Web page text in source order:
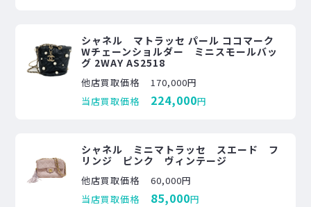
シャネル マトラッセ パール ココマーク
Wチェーンショルダー ミニスモールバッ
グ 2WAY AS2518
他店買取価格
170,000円
当店買取価格
224,000円
シャネル ミニマトラッセ スエード フ
リンジ ピンク ヴィンテージ
他店買取価格
60,000円
当店買取価格
85,000円